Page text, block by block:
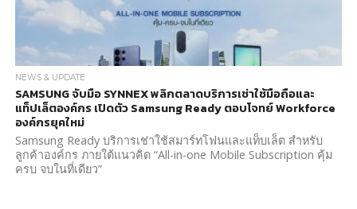
NEWS & UPDATE
SAMSUNG จับมือ SYNNEX พลิกตลาดบริการเช่าใช้มือถือและ
แท็ปเล็ตองค์กร เปิดตัว Samsung Ready ตอบโจทย์ Workforce
องค์กรยุคใหม่
Samsung Ready บริการเช่าใช้สมาร์ทโฟนและแท็บเล็ต สำหรับ
ลูกค้าองค์กร ภายใต้แนวคิด “All-in-one Mobile Subscription คุ้ม
ครบ จบในที่เดียว”